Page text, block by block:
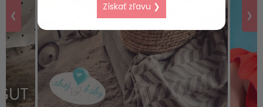
❮ ❯
Získať zľavu ❯